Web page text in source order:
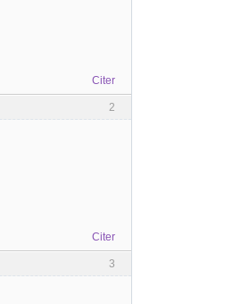
Citer
2
Citer
3